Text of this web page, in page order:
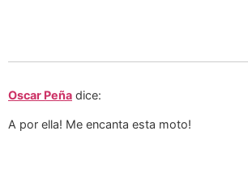
Oscar Peña dice:
A por ella! Me encanta esta moto!